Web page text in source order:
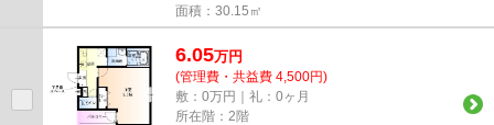
面積：30.15㎡
6.05万円
(管理費・共益費 4,500円)
敷：0万円｜礼：0ヶ月
所在階：2階